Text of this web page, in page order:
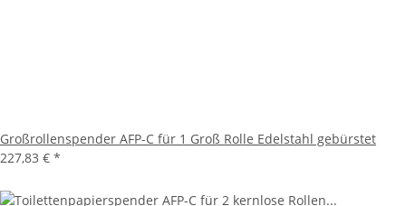
Großrollenspender AFP-C für 1 Groß Rolle Edelstahl gebürstet
227,83 € *